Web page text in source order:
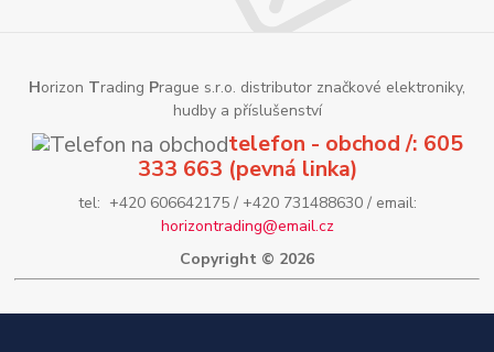
Horizon Trading Prague s.r.o. distributor značkové elektroniky,
hudby a příslušenství
telefon - obchod /: 605
333 663 (pevná linka)
tel: +420 606642175 / +420 731488630 / email:
horizontrading@email.cz
Copyright © 2026